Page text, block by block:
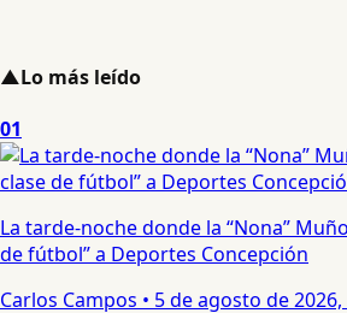
▲Lo más leído
01
La tarde-noche donde la “Nona”
de fútbol” a Deportes Concepción
Carlos Campos • 5 de agosto de 2026,